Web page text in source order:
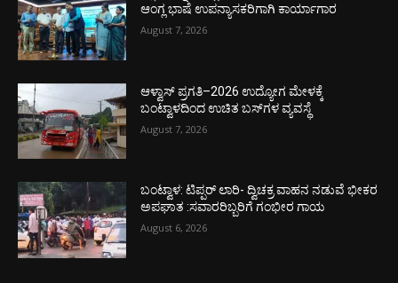
ಆಂಗ್ಲ ಭಾಷೆ ಉಪನ್ಯಾಸಕರಿಗಾಗಿ ಕಾರ್ಯಾಗಾರ
August 7, 2026
ಆಳ್ವಾಸ್ ಪ್ರಗತಿ–2026 ಉದ್ಯೋಗ ಮೇಳಕ್ಕೆ
ಬಂಟ್ವಾಳದಿಂದ ಉಚಿತ ಬಸ್‌ಗಳ ವ್ಯವಸ್ಥೆ
August 7, 2026
ಬಂಟ್ವಾಳ: ಟಿಪ್ಪರ್ ಲಾರಿ- ದ್ವಿಚಕ್ರ ವಾಹನ ನಡುವೆ ಭೀಕರ
ಅಪಘಾತ :ಸವಾರರಿಬ್ಬರಿಗೆ ಗಂಭೀರ ಗಾಯ
August 6, 2026